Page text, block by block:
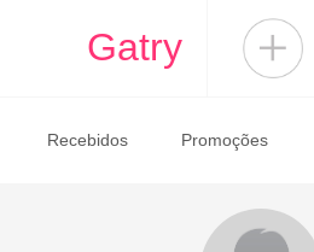
Gatry
Recebidos Promoções